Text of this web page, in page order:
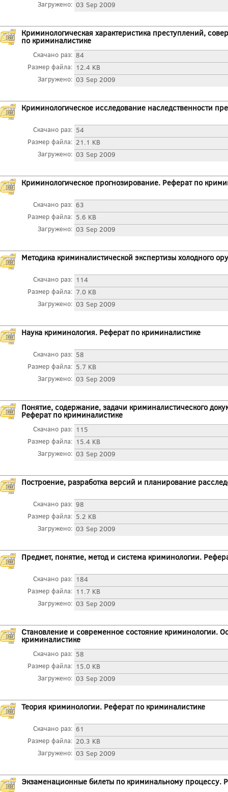
Загружено: 03 Sep 2009
Криминологическая характеристика преступлений,
по криминалистике
Скачано раз: 84
Размер файла: 12.4 KB
Загружено: 03 Sep 2009
Криминологическое исследование наследственности
Скачано раз: 54
Размер файла: 21.1 KB
Загружено: 03 Sep 2009
Криминологическое прогнозирование. Реферат по
Скачано раз: 63
Размер файла: 5.6 KB
Загружено: 03 Sep 2009
Методика криминалистической экспертизы холодного
Скачано раз: 114
Размер файла: 7.0 KB
Загружено: 03 Sep 2009
Наука криминология. Реферат по криминалистике
Скачано раз: 58
Размер файла: 5.7 KB
Загружено: 03 Sep 2009
Понятие, содержание, задачи криминалистического
Реферат по криминалистике
Скачано раз: 115
Размер файла: 15.4 KB
Загружено: 03 Sep 2009
Построение, разработка версий и планирование
Скачано раз: 98
Размер файла: 5.2 KB
Загружено: 03 Sep 2009
Предмет, понятие, метод и система криминологии.
Скачано раз: 184
Размер файла: 11.7 KB
Загружено: 03 Sep 2009
Становление и современное состояние криминологии.
криминалистике
Скачано раз: 58
Размер файла: 15.0 KB
Загружено: 03 Sep 2009
Теория криминологии. Реферат по криминалистике
Скачано раз: 61
Размер файла: 20.3 KB
Загружено: 03 Sep 2009
Экзаменационные билеты по криминальному процессу.